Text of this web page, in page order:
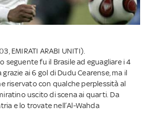
EMIRATI ARABI UNITI).
seguente fu il Brasile ad eguagliare i 4
ai 6 gol di Dudu Cearense, ma il
riservato con qualche perplessità al
uscito di scena ai quarti. Da
e lo trovate nell’Al-Wahda